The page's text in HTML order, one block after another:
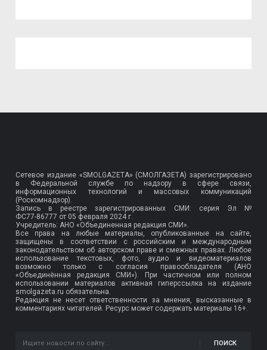
Сетевое издание «SMOLGAZETA» (СМОЛГАЗЕТА) зарегистрировано
в Федеральной службе по надзору в сфере связи,
информационных технологий и массовых коммуникаций
(Роскомнадзор).
Запись в реестре зарегистрированных СМИ: серия Эл №
ФС77-86777 от 05 февраля 2024 г.
Учредитель: АНО «Объединенная редакция СМИ».
Все права на любые материалы, опубликованные на сайте,
защищены в соответствии с российским и международным
законодательством об авторском праве и смежных правах. Любое
использование текстовых, фото, аудио и видеоматериалов
возможно только с согласия правообладателя (АНО
«Объединённая редакция СМИ»). При частичном или полном
использовании материалов активная гиперссылка на издание
smolgazeta.ru обязательна.
Редакция не несет ответственности за мнения, высказанные в
комментариях читателей. Ресурс может содержать материалы 16+.
ПОИСК